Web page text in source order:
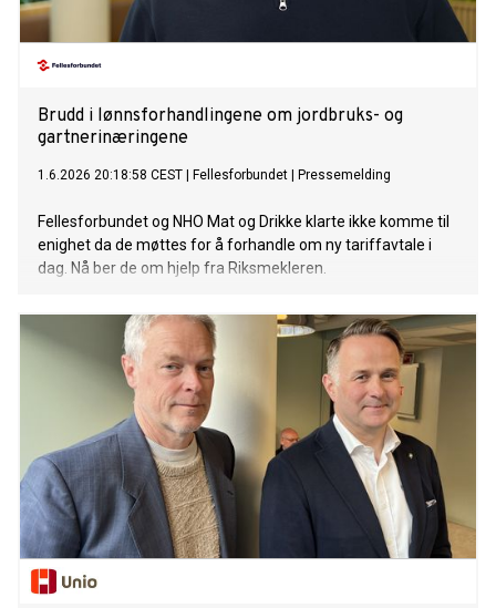
Brudd i lønnsforhandlingene om jordbruks- og
gartnerinæringene
1.6.2026 20:18:58 CEST Fellesforbundet Pressemelding
Fellesforbundet og NHO Mat og Drikke klarte ikke komme til
enighet da de møttes for å forhandle om ny tariffavtale i
dag. Nå ber de om hjelp fra Riksmekleren.